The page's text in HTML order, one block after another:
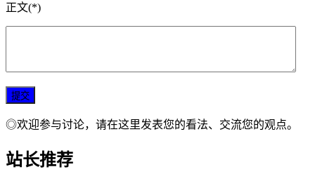
正文(*)
◎欢迎参与讨论，请在这里发表您的看法、交流您的观点。
站长推荐